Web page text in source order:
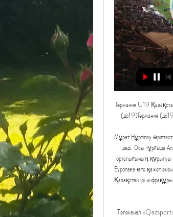
Германия U19
(до19)Германия
Мұрат Нұртілеу
деді. Осы тұрғыда
орталығының құрылуы
Еуропаға өте қажет
Қазақстан ірі
Телеканал